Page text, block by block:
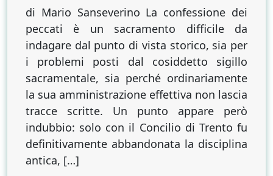
gli
italiani
in
età
moderna:
studi,
bilanci
e
nuove
prospettive
di Mario Sanseverino La confessione dei
peccati è un sacramento difficile da
indagare dal punto di vista storico, sia per
i problemi posti dal cosiddetto sigillo
sacramentale, sia perché ordinariamente
la sua amministrazione effettiva non lascia
tracce scritte. Un punto appare però
indubbio: solo con il Concilio di Trento fu
definitivamente abbandonata la disciplina
antica, […]